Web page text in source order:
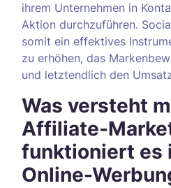
ihrem Unternehmen in
Aktion durchzuführen.
somit ein effektives
zu erhöhen, das
und letztendlich den
Was versteht
Affiliate-
funktioniert es
Online-